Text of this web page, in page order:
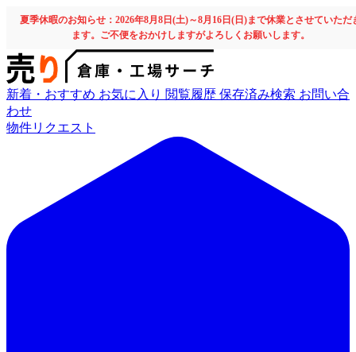
夏季休暇のお知らせ：2026年8月8日(土)～8月16日(日)まで休業とさせていただ
ます。ご不便をおかけしますがよろしくお願いします。
新着・おすすめ お気に入り 閲覧履歴 保存済み検索 お問い合
わせ
物件リクエスト